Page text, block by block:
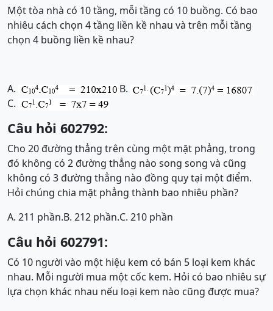
Một tòa nhà có 10 tầng, mỗi tầng có 10 buồng. Có bao
nhiêu cách chọn 4 tầng liền kề nhau và trên mỗi tầng
chọn 4 buồng liền kề nhau?
A.
B.
C.
Câu hỏi 602792:
Cho 20 đường thẳng trên cùng một mặt phẳng, trong
đó không có 2 đường thẳng nào song song và cũng
không có 3 đường thẳng nào đồng quy tại một điểm.
Hỏi chúng chia mặt phẳng thành bao nhiêu phần?
A. 211 phần.B. 212 phần.C. 210 phần
Câu hỏi 602791:
Có 10 người vào một hiệu kem có bán 5 loại kem khác
nhau. Mỗi người mua một cốc kem. Hỏi có bao nhiêu sự
lựa chọn khác nhau nếu loại kem nào cũng được mua?